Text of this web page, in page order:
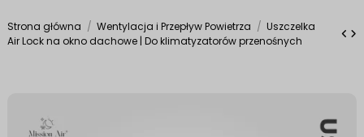
Strona główna Wentylacja i Przepływ Powietrza
Uszczelka
Air Lock na okno dachowe | Do klimatyzatorów przenośnych